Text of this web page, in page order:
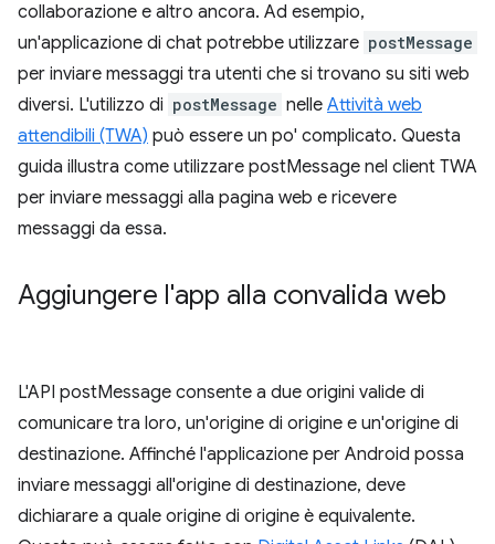
collaborazione e altro ancora. Ad esempio,
un'applicazione di chat potrebbe utilizzare postMessage
per inviare messaggi tra utenti che si trovano su siti web
diversi. L'utilizzo di postMessage nelle Attività web
attendibili (TWA) può essere un po' complicato. Questa
guida illustra come utilizzare postMessage nel client TWA
per inviare messaggi alla pagina web e ricevere
messaggi da essa.
Aggiungere l'app alla convalida web
L'API postMessage consente a due origini valide di
comunicare tra loro, un'origine di origine e un'origine di
destinazione. Affinché l'applicazione per Android possa
inviare messaggi all'origine di destinazione, deve
dichiarare a quale origine di origine è equivalente.